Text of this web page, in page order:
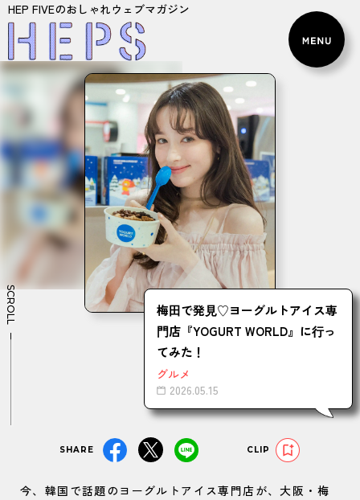
HEP FIVEのおしゃれウェブマガジン
梅⽥で発⾒♡ヨーグルトアイス専
⾨店『YOGURT WORLD』に⾏っ
てみた！
グルメ
2026.05.15
SCROLL
SHARE CLIP
今、韓国で話題のヨーグルトアイス専門店が、大阪・梅